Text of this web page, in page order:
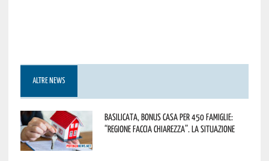
ALTRE NEWS
Basilicata, Bonus casa per 450 famiglie:
“Regione faccia chiarezza”. La situazione